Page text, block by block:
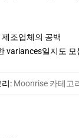
조업체의 공백
variances일지도
: Moonrise 카테고